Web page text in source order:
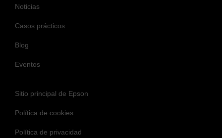
Noticias
Casos prácticos
Blog
Eventos
Sitio principal de Epson
Política de cookies
Política de privacidad